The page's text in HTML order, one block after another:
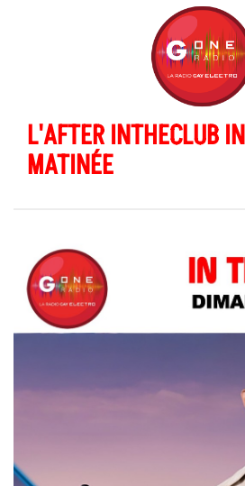
L'AFTER INTHECLUB
MATINÉE